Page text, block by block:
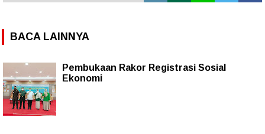
BACA LAINNYA
Pembukaan Rakor Registrasi Sosial
Ekonomi